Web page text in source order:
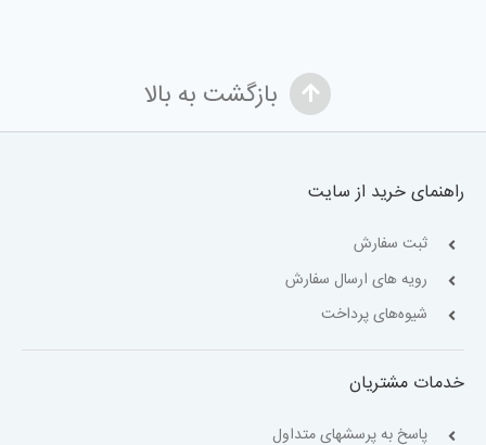
بازگشت به بالا
راهنمای خرید از سایت
ثبت سفارش
رویه های ارسال سفارش
شیوه‌های پرداخت
خدمات مشتریان
پاسخ به پرسشهای متداول